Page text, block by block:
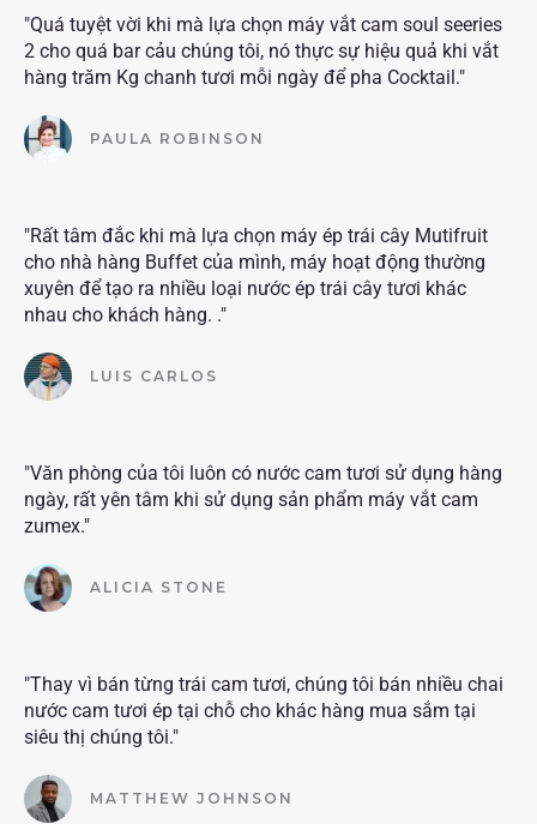
"Quá tuyệt vời khi mà lựa chọn máy vắt cam soul seeries
2 cho quá bar cảu chúng tôi, nó thực sự hiệu quả khi vắt
hàng trăm Kg chanh tươi mỗi ngày để pha Cocktail."
PAULA ROBINSON
"Rất tâm đắc khi mà lựa chọn máy ép trái cây Mutifruit
cho nhà hàng Buffet của mình, máy hoạt động thường
xuyên để tạo ra nhiều loại nước ép trái cây tươi khác
nhau cho khách hàng. ."
LUIS CARLOS
"Văn phòng của tôi luôn có nước cam tươi sử dụng hàng
ngày, rất yên tâm khi sử dụng sản phẩm máy vắt cam
zumex."
ALICIA STONE
"Thay vì bán từng trái cam tươi, chúng tôi bán nhiều chai
nước cam tươi ép tại chỗ cho khác hàng mua sắm tại
siêu thị chúng tôi."
MATTHEW JOHNSON